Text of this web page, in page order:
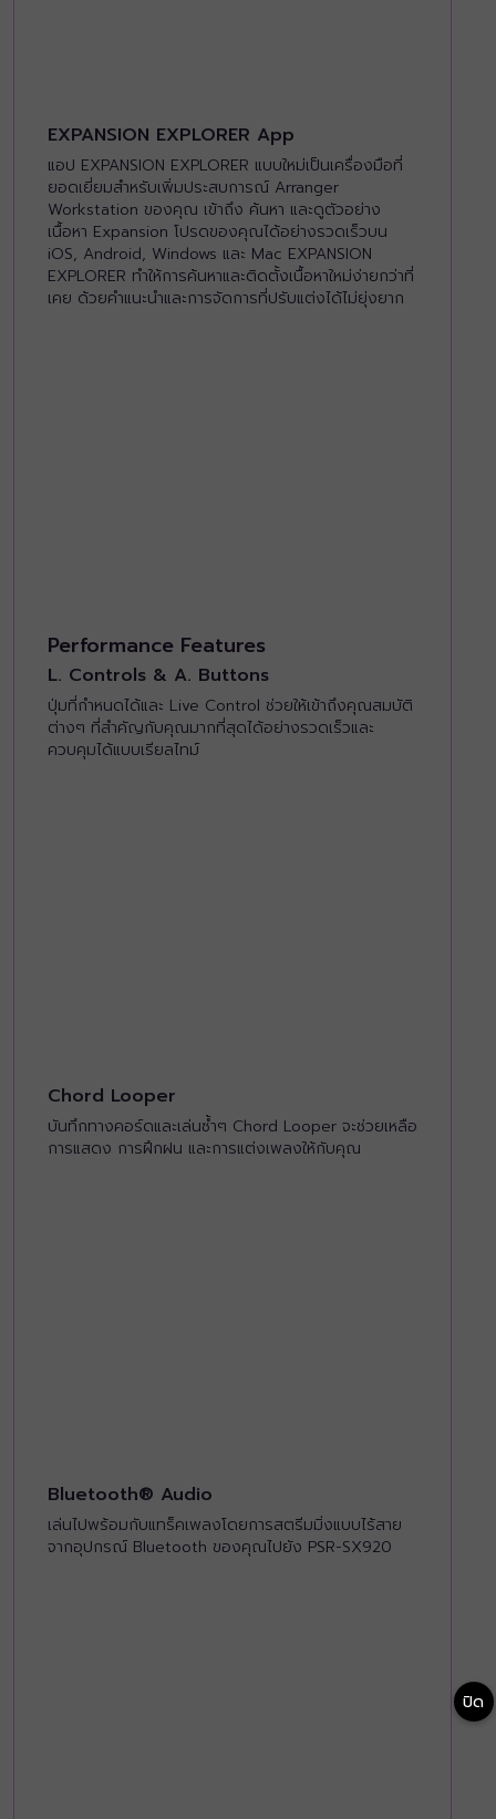
EXPANSION EXPLORER App
แอป EXPANSION EXPLORER แบบใหม่เป็นเครื่องมือที่
ยอดเยี่ยมสำหรับเพิ่มประสบการณ์ Arranger
Workstation ของคุณ เข้าถึง ค้นหา และดูตัวอย่าง
เนื้อหา Expansion โปรดของคุณได้อย่างรวดเร็วบน
iOS, Android, Windows และ Mac EXPANSION
EXPLORER ทำให้การค้นหาและติดตั้งเนื้อหาใหม่ง่ายกว่าที่
เคย ด้วยคำแนะนำและการจัดการที่ปรับแต่งได้ไม่ยุ่งยาก
Performance Features
L. Controls & A. Buttons
ปุ่มที่กำหนดได้และ Live Control ช่วยให้เข้าถึงคุณสมบัติ
ต่างๆ ที่สำคัญกับคุณมากที่สุดได้อย่างรวดเร็วและ
ควบคุมได้แบบเรียลไทม์
Chord Looper
บันทึกทางคอร์ดและเล่นซ้ำๆ Chord Looper จะช่วยเหลือ
การแสดง การฝึกฝน และการแต่งเพลงให้กับคุณ
Bluetooth® Audio
เล่นไปพร้อมกับแทร็คเพลงโดยการสตรีมมิ่งแบบไร้สาย
จากอุปกรณ์ Bluetooth ของคุณไปยัง PSR-SX920
ปิด